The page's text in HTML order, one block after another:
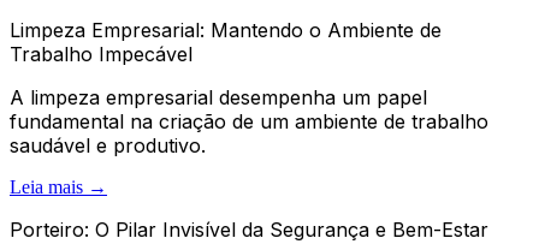
Limpeza Empresarial: Mantendo o Ambiente de
Trabalho Impecável
A limpeza empresarial desempenha um papel
fundamental na criação de um ambiente de trabalho
saudável e produtivo.
Leia mais →
Porteiro: O Pilar Invisível da Segurança e Bem-Estar